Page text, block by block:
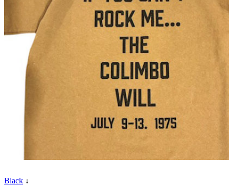
Black ↓